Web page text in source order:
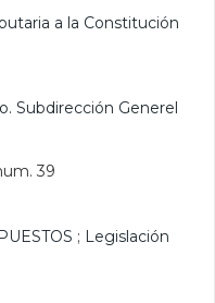
a la Constitución
Subdirección Generel
39
; Legislación